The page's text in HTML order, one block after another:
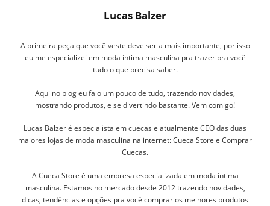
Lucas Balzer
A primeira peça que você veste deve ser a mais importante, por isso
eu me especializei em moda íntima masculina pra trazer pra você
tudo o que precisa saber.
Aqui no blog eu falo um pouco de tudo, trazendo novidades,
mostrando produtos, e se divertindo bastante. Vem comigo!
Lucas Balzer é especialista em cuecas e atualmente CEO das duas
maiores lojas de moda masculina na internet: Cueca Store e Comprar
Cuecas.
A Cueca Store é uma empresa especializada em moda íntima
masculina. Estamos no mercado desde 2012 trazendo novidades,
dicas, tendências e opções pra você comprar os melhores produtos